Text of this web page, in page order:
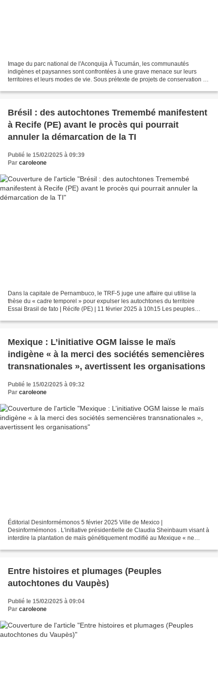
Image du parc national de l'Aconquija À Tucumán, les communautés
indigènes et paysannes sont confrontées à une grave menace sur leurs
territoires et leurs modes de vie. Sous prétexte de projets de conservation et
Brésil : des autochtones Tremembé manifestent
à Recife (PE) avant le procès qui pourrait
annuler la démarcation de la TI
Publié le 15/02/2025 à 09:39
Par caroleone
Dans la capitale de Pernambuco, le TRF-5 juge une affaire qui utilise la
thèse du « cadre temporel » pour expulser les autochtones du territoire
Essai Brasil de fato | Récife (PE) | 11 février 2025 à 10h15 Les peuples
Mexique : L’initiative OGM laisse le maïs
indigène « à la merci des sociétés semencières
transnationales », avertissent les organisations
Publié le 15/02/2025 à 09:32
Par caroleone
Éditorial Desinformémonos 5 février 2025 Ville de Mexico |
Desinformémonos . L'initiative présidentielle de Claudia Sheinbaum visant à
interdire la plantation de maïs génétiquement modifié au Mexique « ne
Entre histoires et plumages (Peuples
autochtones du Vaupès)
Publié le 15/02/2025 à 09:04
Par caroleone